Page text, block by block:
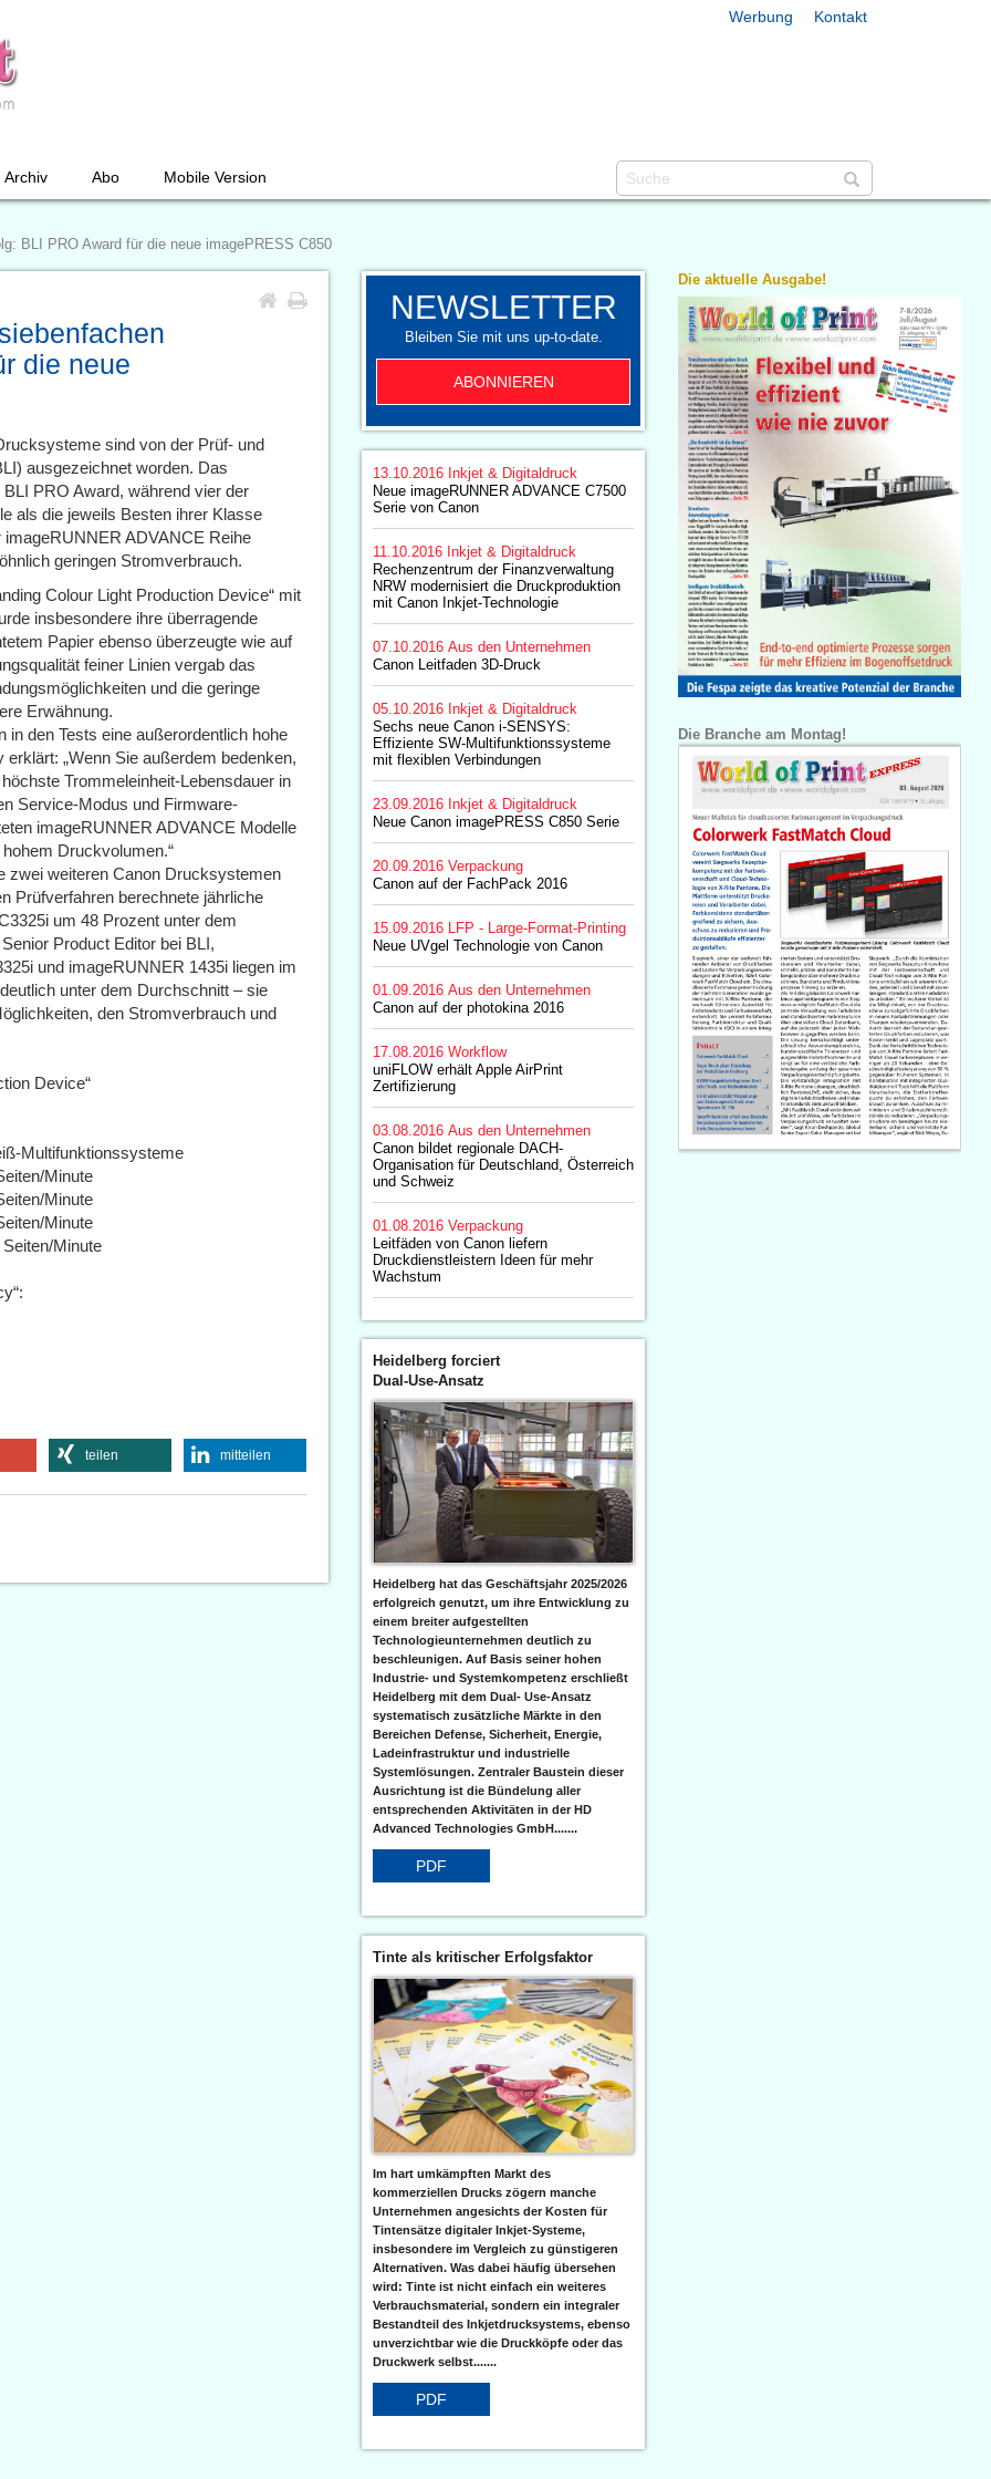
Werbung Kontakt
Archiv Abo Mobile Version
BLI PRO Award für die neue imagePRESS C850
die neue
sind von der Prüf- und
ausgezeichnet worden. Das
PRO Award, während vier der
als die jeweils Besten ihrer Klasse
ADVANCE Reihe
geringen Stromverbrauch.
Colour Light Production Device“ mit
insbesondere ihre überragende
Papier ebenso überzeugte wie auf
feiner Linien vergab das
und die geringe
Erwähnung.
den Tests eine außerordentlich hohe
„Wenn Sie außerdem bedenken,
Trommeleinheit-Lebensdauer in
Service-Modus und Firmware-
imageRUNNER ADVANCE Modelle
Druckvolumen.“
zwei weiteren Canon Drucksystemen
Prüfverfahren berechnete jährliche
um 48 Prozent unter dem
Product Editor bei BLI,
und imageRUNNER 1435i liegen im
unter dem Durchschnitt – sie
den Stromverbrauch und
Device“
Multifunktionssysteme
Minute
Minute
Minute
Minute
teilen mitteilen
NEWSLETTER
Bleiben Sie mit uns up-to-date.
ABONNIEREN
13.10.2016 Inkjet & Digitaldruck
Neue imageRUNNER ADVANCE C7500
Serie von Canon
11.10.2016 Inkjet & Digitaldruck
Rechenzentrum der Finanzverwaltung
NRW modernisiert die Druckproduktion
mit Canon Inkjet-Technologie
07.10.2016 Aus den Unternehmen
Canon Leitfaden 3D-Druck
05.10.2016 Inkjet & Digitaldruck
Sechs neue Canon i-SENSYS:
Effiziente SW-Multifunktionssysteme
mit flexiblen Verbindungen
23.09.2016 Inkjet & Digitaldruck
Neue Canon imagePRESS C850 Serie
20.09.2016 Verpackung
Canon auf der FachPack 2016
15.09.2016
LFP - Large-Format-Printing
Neue UVgel Technologie von Canon
01.09.2016 Aus den Unternehmen
Canon auf der photokina 2016
17.08.2016 Workflow
uniFLOW erhält Apple AirPrint
Zertifizierung
03.08.2016 Aus den Unternehmen
Canon bildet regionale DACH-
Organisation für Deutschland, Österreich
und Schweiz
01.08.2016 Verpackung
Leitfäden von Canon liefern
Druckdienstleistern Ideen für mehr
Wachstum
Heidelberg forciert
Dual-Use-Ansatz
Heidelberg hat das Geschäftsjahr 2025/2026
erfolgreich genutzt, um ihre Entwicklung zu
einem breiter aufgestellten
Technologieunternehmen deutlich zu
beschleunigen. Auf Basis seiner hohen
Industrie- und Systemkompetenz erschließt
Heidelberg mit dem Dual- Use-Ansatz
systematisch zusätzliche Märkte in den
Bereichen Defense, Sicherheit, Energie,
Ladeinfrastruktur und industrielle
Systemlösungen. Zentraler Baustein dieser
Ausrichtung ist die Bündelung aller
entsprechenden Aktivitäten in der HD
Advanced Technologies GmbH.......
PDF
Tinte als kritischer Erfolgsfaktor
Im hart umkämpften Markt des
kommerziellen Drucks zögern manche
Unternehmen angesichts der Kosten für
Tintensätze digitaler Inkjet-Systeme,
insbesondere im Vergleich zu günstigeren
Alternativen. Was dabei häufig übersehen
wird: Tinte ist nicht einfach ein weiteres
Verbrauchsmaterial, sondern ein integraler
Bestandteil des Inkjetdrucksystems, ebenso
unverzichtbar wie die Druckköpfe oder das
Druckwerk selbst.......
PDF
Die aktuelle Ausgabe!
Die Branche am Montag!